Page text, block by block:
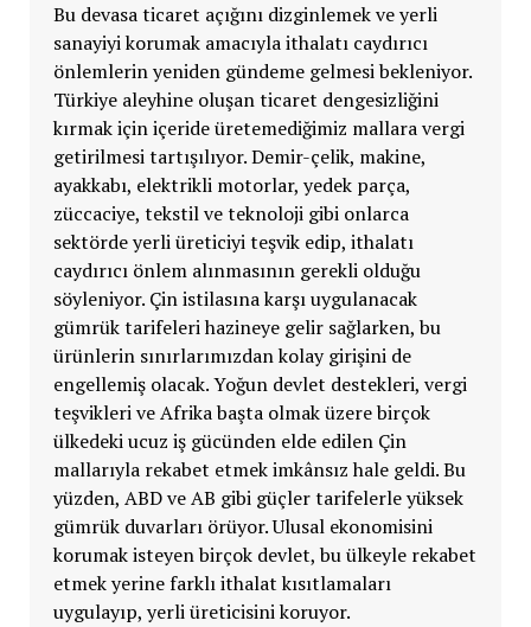
Bu devasa ticaret açığını dizginlemek ve yerli
sanayiyi korumak amacıyla ithalatı caydırıcı
önlemlerin yeniden gündeme gelmesi bekleniyor.
Türkiye aleyhine oluşan ticaret dengesizliğini
kırmak için içeride üretemediğimiz mallara vergi
getirilmesi tartışılıyor. Demir-çelik, makine,
ayakkabı, elektrikli motorlar, yedek parça,
züccaciye, tekstil ve teknoloji gibi onlarca
sektörde yerli üreticiyi teşvik edip, ithalatı
caydırıcı önlem alınmasının gerekli olduğu
söyleniyor. Çin istilasına karşı uygulanacak
gümrük tarifeleri hazineye gelir sağlarken, bu
ürünlerin sınırlarımızdan kolay girişini de
engellemiş olacak. Yoğun devlet destekleri, vergi
teşvikleri ve Afrika başta olmak üzere birçok
ülkedeki ucuz iş gücünden elde edilen Çin
mallarıyla rekabet etmek imkânsız hale geldi. Bu
yüzden, ABD ve AB gibi güçler tarifelerle yüksek
gümrük duvarları örüyor. Ulusal ekonomisini
korumak isteyen birçok devlet, bu ülkeyle rekabet
etmek yerine farklı ithalat kısıtlamaları
uygulayıp, yerli üreticisini koruyor.